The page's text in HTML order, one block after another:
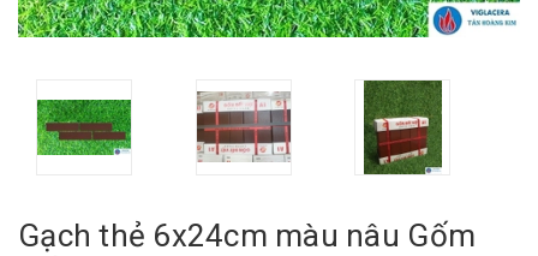
Gạch thẻ 6x24cm màu nâu Gốm